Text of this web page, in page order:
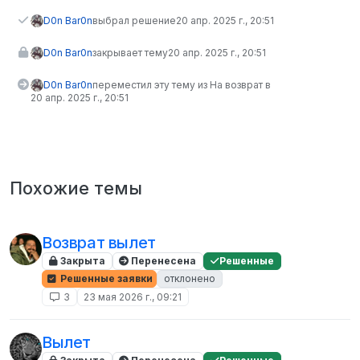
D0n Bar0nвыбрал решение20 апр. 2025 г., 20:51
D0n Bar0nзакрывает тему20 апр. 2025 г., 20:51
D0n Bar0nпереместил эту тему из На возврат в
20 апр. 2025 г., 20:51
Похожие темы
Возврат вылет
Закрыта Перенесена
Решенные
Решенные заявки
отклонено
3
23 мая 2026 г., 09:21
Вылет